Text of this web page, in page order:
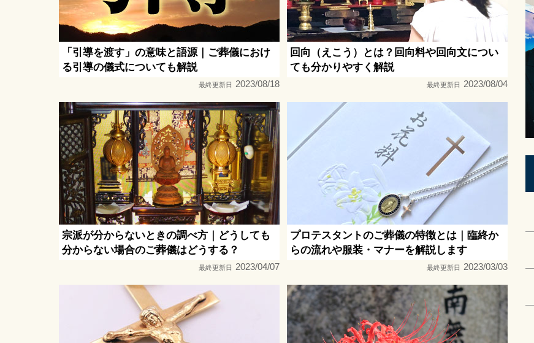
「引導を渡す」の意味と語源｜ご葬儀におけ
る引導の儀式についても解説
最終更新日 2023/08/18
回向（えこう）とは？回向料や回向文につい
ても分かりやすく解説
最終更新日 2023/08/04
宗派が分からないときの調べ方｜どうしても
分からない場合のご葬儀はどうする？
最終更新日 2023/04/07
プロテスタントのご葬儀の特徴とは｜臨終か
らの流れや服装・マナーを解説します
最終更新日 2023/03/03